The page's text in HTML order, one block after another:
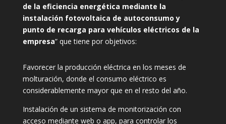
de la eficiencia energética mediante la
instalación fotovoltaica de autoconsumo y
punto de recarga para vehículos eléctricos de la
empresa” que tiene por objetivos:
Favorecer la producción eléctrica en los meses de
molturación, donde el consumo eléctrico es
considerablemente mayor que en el resto del año.
Instalación de un sistema de monitorización con
acceso mediante web o app, para controlar los